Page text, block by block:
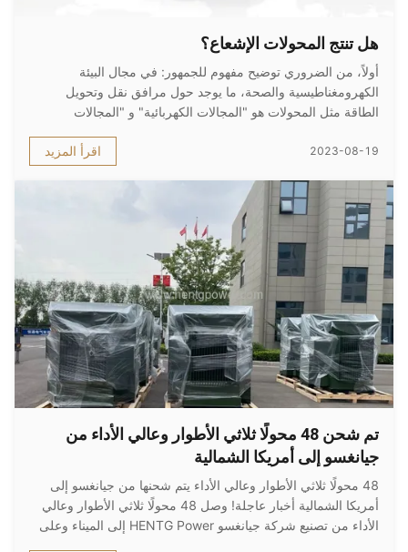
هل تنتج المحولات الإشعاع؟
أولاً، من الضروري توضيح مفهوم للجمهور: في مجال البيئة
الكهرومغناطيسية والصحة، ما يوجد حول مرافق نقل وتحويل
الطاقة مثل المحولات هو "المجالات الكهربائية" و "المجالات
الكهرومغناطيسي" هو مصطلح هندسي محدد في الاتصالات
2023-08-19 اقرأ المزيد
تم شحن 48 محولًا ثلاثي الأطوار وعالي الأداء من
جيانغسو إلى أمريكا الشمالية
48 محولًا ثلاثي الأطوار وعالي الأداء يتم شحنها من جيانغسو إلى
أمريكا الشمالية أخبار عاجلة! وصل 48 محولًا ثلاثي الأطوار وعالي
الأداء من تصنيع شركة جيانغسو HENTG Power إلى الميناء وعلى